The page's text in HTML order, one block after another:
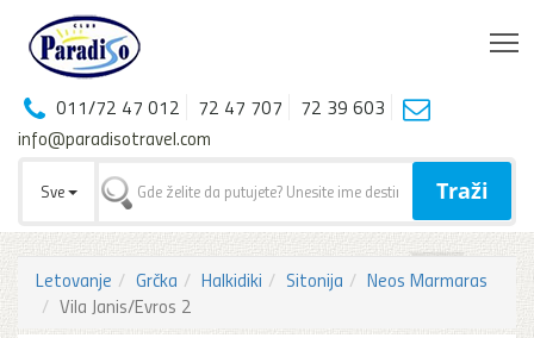
011/72 47 012 72 47 707
72 39 603
info@paradisotravel.com
Sve Traži
Letovanje Grčka Halkidiki Sitonija
Neos Marmaras
Vila Janis/Evros 2